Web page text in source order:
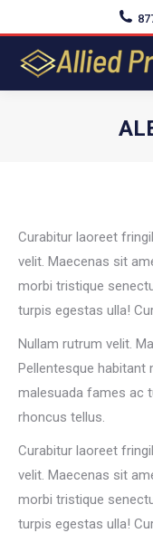
Curabitur laoreet
velit. Maecenas sit
morbi tristique
turpis egestas ulla!
Nullam rutrum velit.
Pellentesque
malesuada fames ac
rhoncus tellus.
Curabitur laoreet
velit. Maecenas sit
morbi tristique
turpis egestas ulla!